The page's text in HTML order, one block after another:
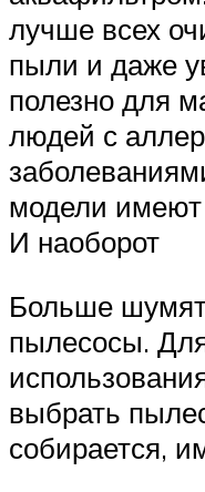
лучше всех
пыли и даже
полезно для
людей с
модели
И наоборот
Больше
пылесосы.
выбрать
собирается,